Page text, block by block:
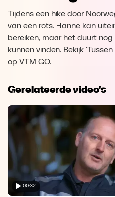
Tijdens een hike door
van een rots. Hanne kan
bereiken, maar het duurt
kunnen vinden. Bekijk
op VTM GO.
Gerelateerde video's
00:32